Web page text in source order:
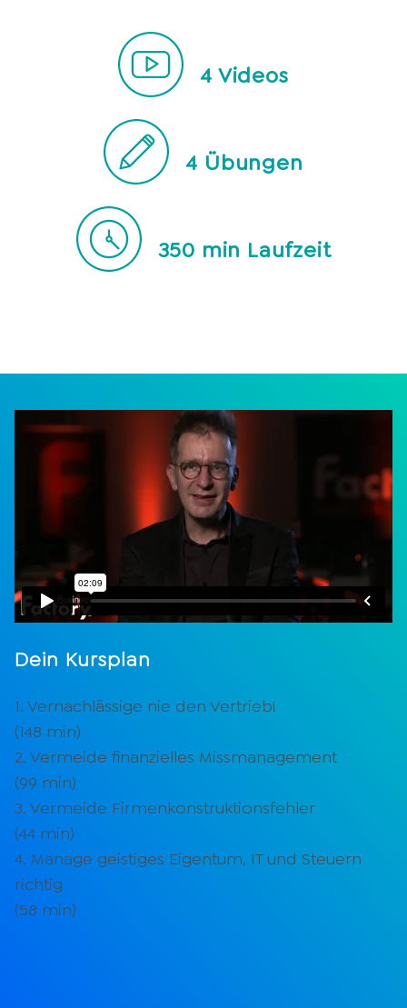
4 Videos
4 Übungen
350 min Laufzeit
Dein Kursplan
1. Vernachlässige nie den Vertrieb!
(148 min)
2. Vermeide finanzielles Missmanagement
(99 min)
3. Vermeide Firmenkonstruktionsfehler
(44 min)
4. Manage geistiges Eigentum, IT und Steuern
richtig
(58 min)